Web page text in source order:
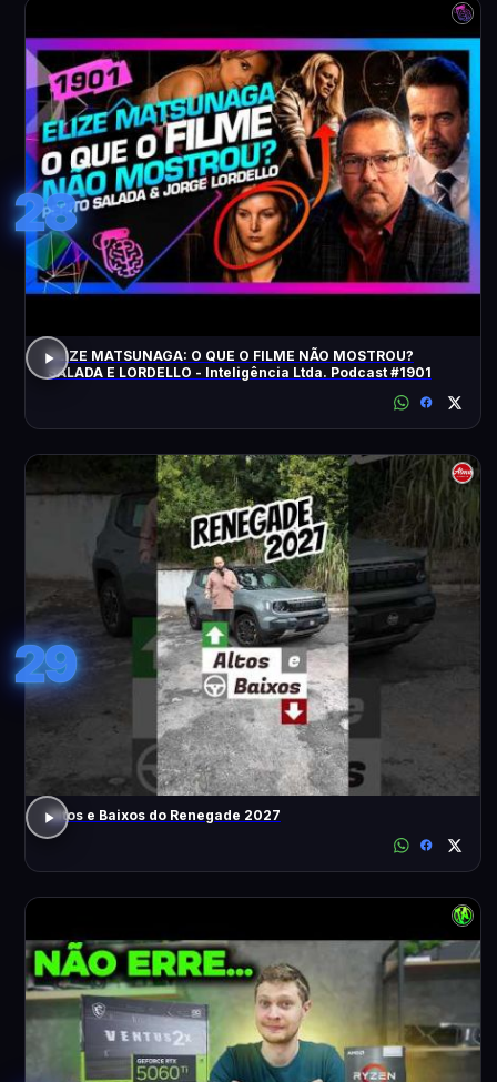
28
ELIZE MATSUNAGA: O QUE O FILME NÃO MOSTROU?
SALADA E LORDELLO - Inteligência Ltda. Podcast #1901
29
Altos e Baixos do Renegade 2027